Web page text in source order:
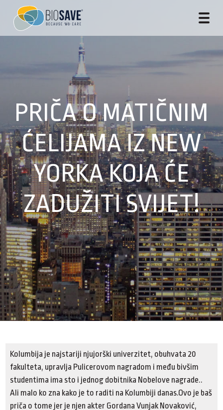
PRIČA O MATIČNIM
ĆELIJAMA IZ NEW
YORKA KOJA ĆE
ZADUŽITI SVIJET!
Kolumbija je najstariji njujorški univerzitet, obuhvata 20
fakulteta, upravlja Pulicerovom nagradom i među bivšim
studentima ima sto i jednog dobitnika Nobelove nagrade..
Ali malo ko zna kako je to raditi na Kolumbiji danas.Ovo je baš
priča o tome jer je njen akter Gordana Vunjak Novaković,